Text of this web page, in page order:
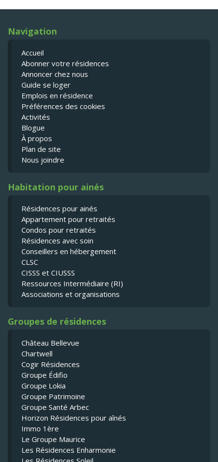
Navigation
Accueil
Abonner votre résidences
Annoncer chez nous
Guide se loger
Emplois en résidence
Préférences des cookies
Activités
Blogue
À propos
Plan de site
Nous joindre
Habitation pour ainés
Résidences pour ainés
Appartement pour retraités
Condos pour retraités
Résidences avec soin
Conseillers en hébergement
CLSC
CISSS et CIUSSS
Ressources Intermédiaire (RI)
Associations et organisations
Groupes de résidences
Château Bellevue
Chartwell
Cogir Résidences
Groupe Édifio
Groupe Lokia
Groupe Patrimoine
Groupe Santé Arbec
Horizon Résidences pour aînés
Immo 1ère
Le Groupe Maurice
Les Résidences Enharmonie